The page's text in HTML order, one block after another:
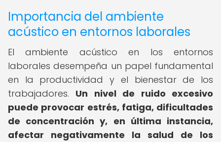
Importancia del ambiente
acústico en entornos laborales
El ambiente acústico en los entornos
laborales desempeña un papel fundamental
en la productividad y el bienestar de los
trabajadores. Un nivel de ruido excesivo
puede provocar estrés, fatiga, dificultades
de concentración y, en última instancia,
afectar negativamente la salud de los